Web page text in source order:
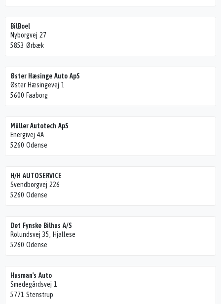
BilBoel
Nyborgvej 27
5853 Ørbæk
Øster Hæsinge Auto ApS
Øster Hæsingevej 1
5600 Faaborg
Müller Autotech ApS
Energivej 4A
5260 Odense
H/H AUTOSERVICE
Svendborgvej 226
5260 Odense
Det Fynske Bilhus A/S
Rolundsvej 35, Hjallese
5260 Odense
Husman's Auto
Smedegårdsvej 1
5771 Stenstrup